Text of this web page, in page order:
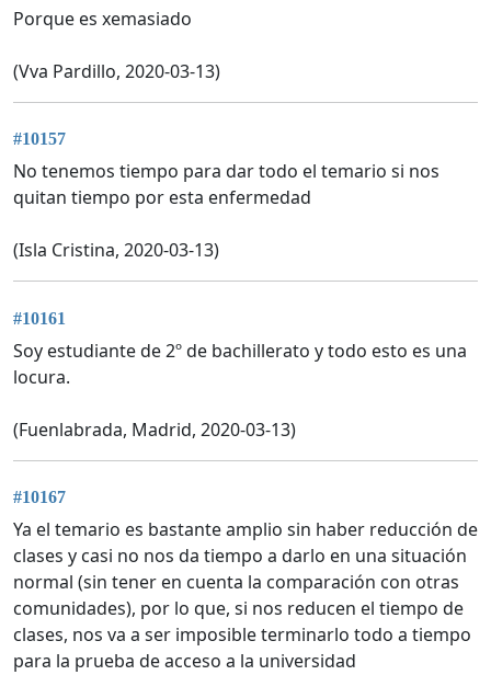
Porque es xemasiado
(Vva Pardillo, 2020-03-13)
#10157
No tenemos tiempo para dar todo el temario si nos
quitan tiempo por esta enfermedad
(Isla Cristina, 2020-03-13)
#10161
Soy estudiante de 2º de bachillerato y todo esto es una
locura.
(Fuenlabrada, Madrid, 2020-03-13)
#10167
Ya el temario es bastante amplio sin haber reducción de
clases y casi no nos da tiempo a darlo en una situación
normal (sin tener en cuenta la comparación con otras
comunidades), por lo que, si nos reducen el tiempo de
clases, nos va a ser imposible terminarlo todo a tiempo
para la prueba de acceso a la universidad